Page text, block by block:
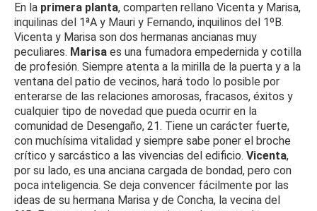
En la primera planta, comparten rellano Vicenta y Marisa,
inquilinas del 1ªA y Mauri y Fernando, inquilinos del 1ºB.
Vicenta y Marisa son dos hermanas ancianas muy
peculiares. Marisa es una fumadora empedernida y cotilla
de profesión. Siempre atenta a la mirilla de la puerta y a la
ventana del patio de vecinos, hará todo lo posible por
enterarse de las relaciones amorosas, fracasos, éxitos y
cualquier tipo de novedad que pueda ocurrir en la
comunidad de Desengaño, 21. Tiene un carácter fuerte,
con muchísima vitalidad y siempre sabe poner el broche
crítico y sarcástico a las vivencias del edificio. Vicenta,
por su lado, es una anciana cargada de bondad, pero con
poca inteligencia. Se deja convencer fácilmente por las
ideas de su hermana Marisa y de Concha, la vecina del